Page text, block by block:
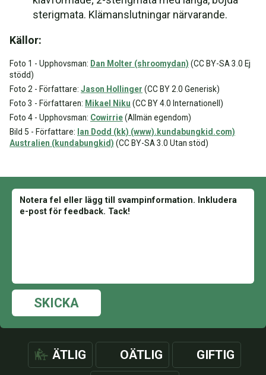
sterigmata. Klämanslutningar närvarande.
Källor:
Foto 1 - Upphovsman: Dan Molter (shroomydan) (CC BY-SA 3.0 Ej
stödd)
Foto 2 - Författare: Jason Hollinger (CC BY 2.0 Generisk)
Foto 3 - Författaren: Mikael Niku (CC BY 4.0 Internationell)
Foto 4 - Upphovsman: Cowirrie(Allmän egendom)
Bild 5 - Författare: Ian Dodd (kk) (www).kundabungkid.com)
Australien (kundabungkid) (CC BY-SA 3.0 Utan stöd)
SKICKA
ÄTLIG OÄTLIG GIFTIG